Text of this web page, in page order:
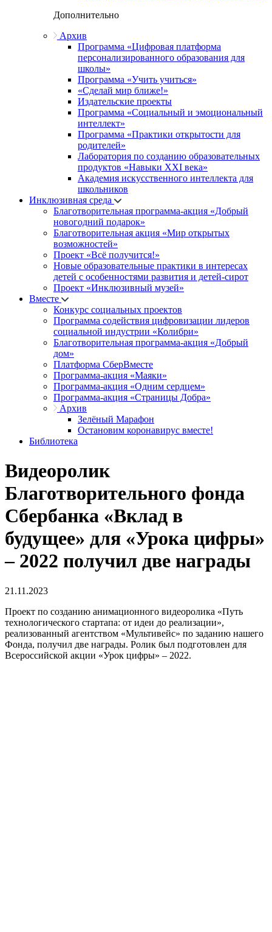
Дополнительно
Архив
Программа «Цифровая платформа
персонализированного образования для
школы»
Программа «Учить учиться»
«Сделай мир ближе!»
Издательские проекты
Программа «Социальный и эмоциональный
интеллект»
Программа «Практики открытости для
родителей»
Лаборатория по созданию образовательных
продуктов «Навыки XXI века»
Академия искусственного интеллекта для
школьников
Инклюзивная среда
Благотворительная программа-акция «Добрый
новогодний подарок»
Благотворительная акция «Мир открытых
возможностей»
Проект «Всё получится!»
Новые образовательные практики в интересах
детей с особенностями развития и детей-сирот
Проект «Инклюзивный музей»
Вместе
Конкурс социальных проектов
Программа содействия цифровизации лидеров
социальной индустрии «Колибри»
Благотворительная программа-акция «Добрый
дом»
Платформа СберВместе
Программа-акция «Маяки»
Программа-акция «Одним сердцем»
Программа-акция «Страницы Добра»
Архив
Зелёный Марафон
Остановим коронавирус вместе!
Библиотека
Видеоролик
Благотворительного фонда
Сбербанка «Вклад в
будущее» для «Урока цифры»
– 2022 получил две награды
21.11.2023
Проект по созданию анимационного видеоролика «Путь
технологического стартапа: от идеи до реализации»,
реализованный агентством «Мультивейс» по заданию нашего
Фонда, получил две награды. Ролик был подготовлен для
Всероссийской акции «Урок цифры» – 2022.